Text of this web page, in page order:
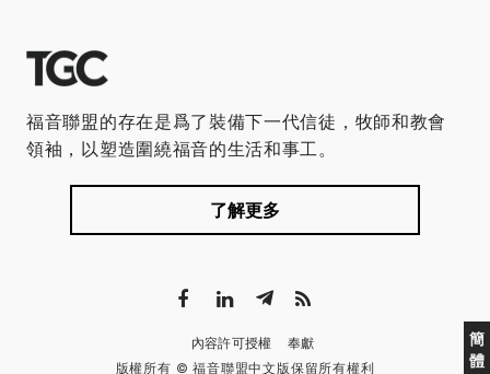
簡
體
福音聯盟的存在是爲了裝備下一代信徒，牧師和教會
領袖，以塑造圍繞福音的生活和事工。
了解更多
內容許可授權
奉獻
版權所有 © 福音聯盟中文版保留所有權利